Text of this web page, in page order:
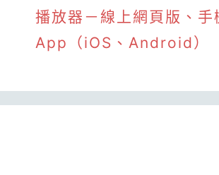
播放器－線上網頁版、手
App（iOS、Android）